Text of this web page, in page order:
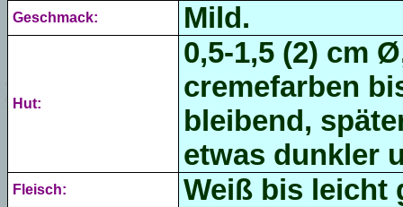
Geschmack: Mild.
Hut:
0,5-1,5 (2) cm
cremefarben
bleibend,
etwas dunkler
Fleisch: Weiß bis leicht